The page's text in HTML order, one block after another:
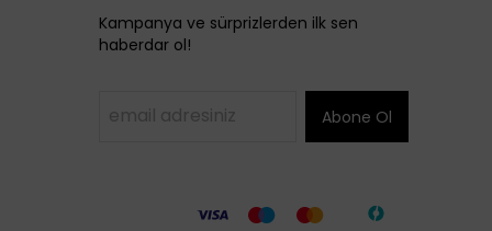
Kampanya ve sürprizlerden ilk sen
haberdar ol!
Abone Ol